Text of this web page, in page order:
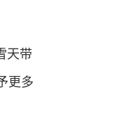
天带
更多